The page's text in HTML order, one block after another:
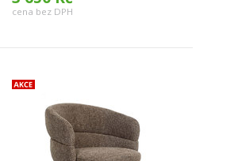
cena bez DPH